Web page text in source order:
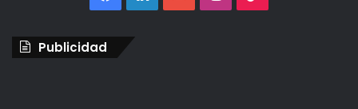
Publicidad